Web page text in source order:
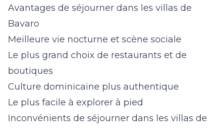
Avantages de séjourner dans les villas de
Bavaro
Meilleure vie nocturne et scène sociale
Le plus grand choix de restaurants et de
boutiques
Culture dominicaine plus authentique
Le plus facile à explorer à pied
Inconvénients de séjourner dans les villas de